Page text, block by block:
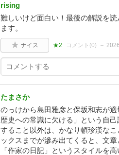
rising
難しいけど面白い！最後の解説を
ます。
ナイス ★2 コメント(0)
たまさか
のっけから島田雅彦と保坂和志が
歴史への常識に欠ける」という自
すること以外は、かなり頓珍漢な
ックスまでが滲み出てくると、文
「作家の日記」というスタイルを